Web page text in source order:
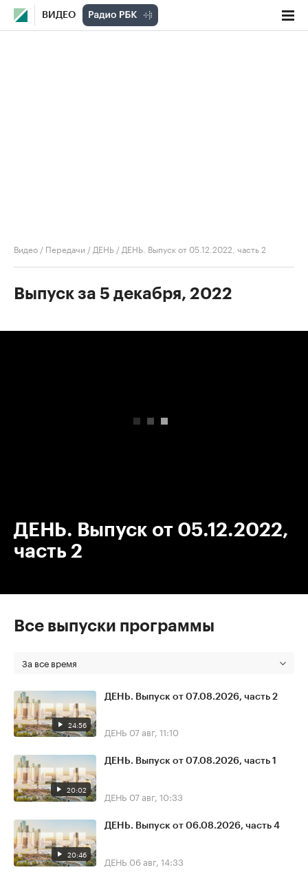
ВИДЕО
Видео / Передачи / ДЕНЬ / ДЕНЬ. Выпуск от 05.12.2022, часть 2
Выпуск за 5 декабря, 2022
ДЕНЬ. Выпуск от 05.12.2022,
часть 2
Все выпуски программы
За все время
24:56
ДЕНЬ. Выпуск от 07.08.2026, часть 2
ДЕНЬ 07 авг, 11:10
20:02
ДЕНЬ. Выпуск от 07.08.2026, часть 1
ДЕНЬ 07 авг, 10:33
20:46
ДЕНЬ. Выпуск от 06.08.2026, часть 4
ДЕНЬ 06 авг, 14:33